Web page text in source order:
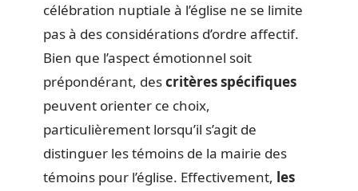
célébration nuptiale à l’église ne se limite
pas à des considérations d’ordre affectif.
Bien que l’aspect émotionnel soit
prépondérant, descritères spécifiques
peuvent orienter ce choix,
particulièrement lorsqu’il s’agit de
distinguer les témoins de la mairie des
témoins pour l’église. Effectivement, les